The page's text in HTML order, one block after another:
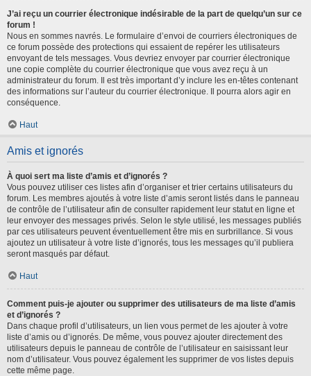
J’ai reçu un courrier électronique indésirable de la part de quelqu’un sur ce
forum !
Nous en sommes navrés. Le formulaire d’envoi de courriers électroniques de
ce forum possède des protections qui essaient de repérer les utilisateurs
envoyant de tels messages. Vous devriez envoyer par courrier électronique
une copie complète du courrier électronique que vous avez reçu à un
administrateur du forum. Il est très important d’y inclure les en-têtes contenant
des informations sur l’auteur du courrier électronique. Il pourra alors agir en
conséquence.
Haut
Amis et ignorés
À quoi sert ma liste d’amis et d’ignorés ?
Vous pouvez utiliser ces listes afin d’organiser et trier certains utilisateurs du
forum. Les membres ajoutés à votre liste d’amis seront listés dans le panneau
de contrôle de l’utilisateur afin de consulter rapidement leur statut en ligne et
leur envoyer des messages privés. Selon le style utilisé, les messages publiés
par ces utilisateurs peuvent éventuellement être mis en surbrillance. Si vous
ajoutez un utilisateur à votre liste d’ignorés, tous les messages qu’il publiera
seront masqués par défaut.
Haut
Comment puis-je ajouter ou supprimer des utilisateurs de ma liste d’amis
et d’ignorés ?
Dans chaque profil d’utilisateurs, un lien vous permet de les ajouter à votre
liste d’amis ou d’ignorés. De même, vous pouvez ajouter directement des
utilisateurs depuis le panneau de contrôle de l’utilisateur en saisissant leur
nom d’utilisateur. Vous pouvez également les supprimer de vos listes depuis
cette même page.